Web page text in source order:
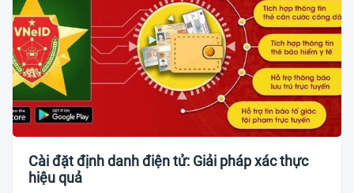
Cài đặt định danh điện tử: Giải pháp xác thực
hiệu quả